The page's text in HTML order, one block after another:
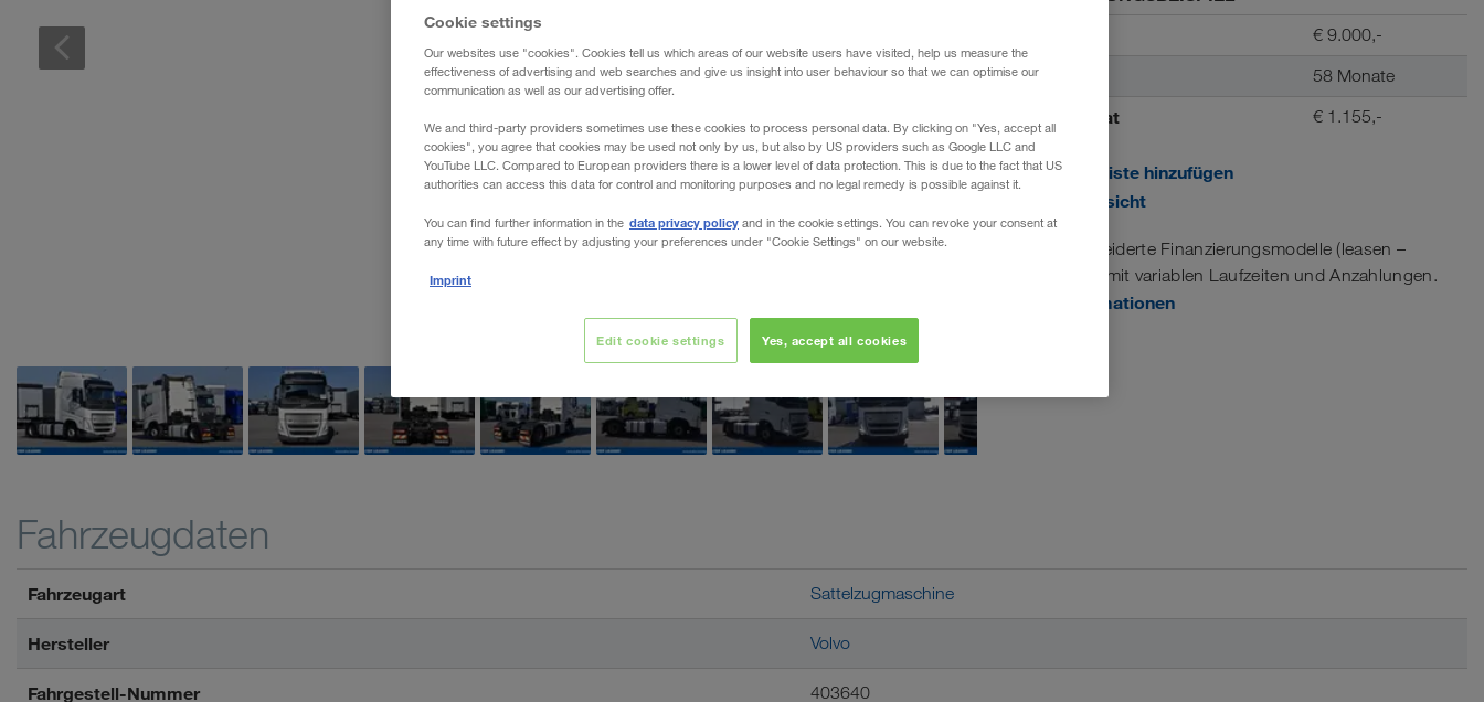
€ 9.000,-
Laufzeit 58 Monate
Rate / Monat € 1.155,-
Zur Merkliste hinzufügen
Druckansicht
Maßgeschneiderte Finanzierungsmodelle (leasen –
mietkaufen) mit variablen Laufzeiten und Anzahlungen.
Mehr Informationen
Fahrzeugdaten
Fahrzeugart Sattelzugmaschine
Hersteller Volvo
Fahrgestell-Nummer 403640
Cookie settings
Our websites use "cookies". Cookies tell us which areas of our website users have visited, help us measure the
effectiveness of advertising and web searches and give us insight into user behaviour so that we can optimise our
communication as well as our advertising offer.
We and third-party providers sometimes use these cookies to process personal data. By clicking on "Yes, accept all
cookies", you agree that cookies may be used not only by us, but also by US providers such as Google LLC and
YouTube LLC. Compared to European providers there is a lower level of data protection. This is due to the fact that US
authorities can access this data for control and monitoring purposes and no legal remedy is possible against it.
You can find further information in the data privacy policy and in the cookie settings. You can revoke your consent at
any time with future effect by adjusting your preferences under "Cookie Settings" on our website.
Imprint
Yes, accept all cookies
Edit cookie settings